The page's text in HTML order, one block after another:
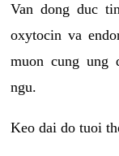
Van dong duc
oxytocin va
muon cung ung
ngu.
Keo dai do tuoi